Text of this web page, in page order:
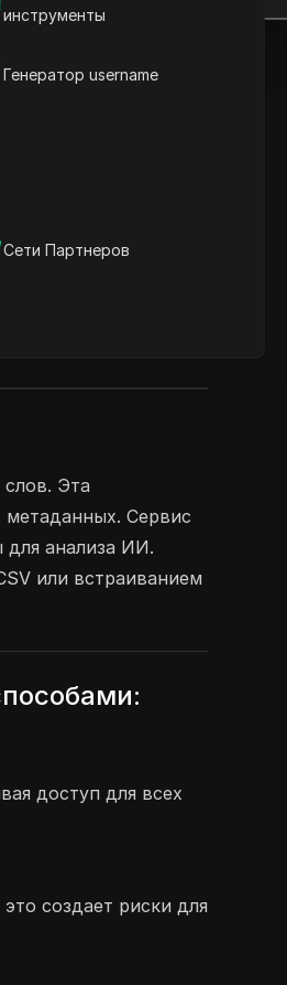
инструменты
Генератор username
Сети Партнеров
Эта
Сервис
для анализа ИИ.
или встраиванием
доступ для всех
создает риски для